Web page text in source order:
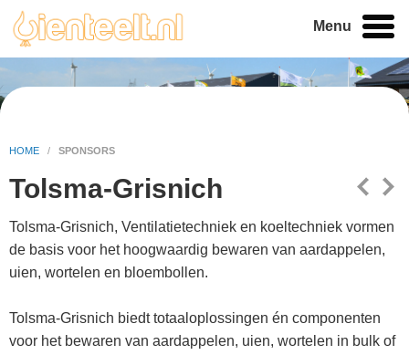
Menu
HOME / SPONSORS
Tolsma-Grisnich
Tolsma-Grisnich, Ventilatietechniek en koeltechniek vormen
de basis voor het hoogwaardig bewaren van aardappelen,
uien, wortelen en bloembollen.
Tolsma-Grisnich biedt totaaloplossingen én componenten
voor het bewaren van aardappelen, uien, wortelen in bulk of